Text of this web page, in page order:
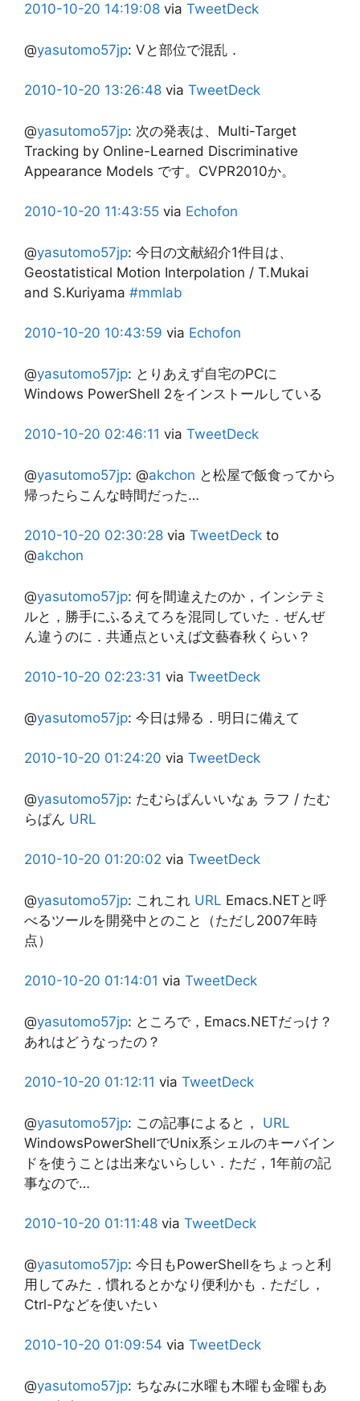
2010-10-20 14:19:08 via TweetDeck
@yasutomo57jp: Vと部位で混乱．
2010-10-20 13:26:48 via TweetDeck
@yasutomo57jp: 次の発表は、Multi-Target
Tracking by Online-Learned Discriminative
Appearance Models です。CVPR2010か。
2010-10-20 11:43:55 via Echofon
@yasutomo57jp: 今日の文献紹介1件目は、
Geostatistical Motion Interpolation / T.Mukai
and S.Kuriyama #mmlab
2010-10-20 10:43:59 via Echofon
@yasutomo57jp: とりあえず自宅のPCに
Windows PowerShell 2をインストールしている
2010-10-20 02:46:11 via TweetDeck
@yasutomo57jp: @akchon と松屋で飯食ってから
帰ったらこんな時間だった…
2010-10-20 02:30:28 via TweetDeck to
@akchon
@yasutomo57jp: 何を間違えたのか，インシテミ
ルと，勝手にふるえてろを混同していた．ぜんぜ
ん違うのに．共通点といえば文藝春秋くらい？
2010-10-20 02:23:31 via TweetDeck
@yasutomo57jp: 今日は帰る．明日に備えて
2010-10-20 01:24:20 via TweetDeck
@yasutomo57jp: たむらぱんいいなぁ ラフ / たむ
らぱん URL
2010-10-20 01:20:02 via TweetDeck
@yasutomo57jp: これこれ URL Emacs.NETと呼
べるツールを開発中とのこと（ただし2007年時
点）
2010-10-20 01:14:01 via TweetDeck
@yasutomo57jp: ところで，Emacs.NETだっけ？
あれはどうなったの？
2010-10-20 01:12:11 via TweetDeck
@yasutomo57jp: この記事によると， URL
WindowsPowerShellでUnix系シェルのキーバイン
ドを使うことは出来ないらしい．ただ，1年前の記
事なので…
2010-10-20 01:11:48 via TweetDeck
@yasutomo57jp: 今日もPowerShellをちょっと利
用してみた．慣れるとかなり便利かも．ただし，
Ctrl-Pなどを使いたい
2010-10-20 01:09:54 via TweetDeck
@yasutomo57jp: ちなみに水曜も木曜も金曜もあ